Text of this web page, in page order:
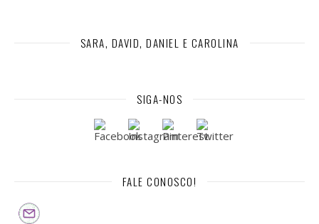
SARA, DAVID, DANIEL E CAROLINA
SIGA-NOS
FALE CONOSCO!